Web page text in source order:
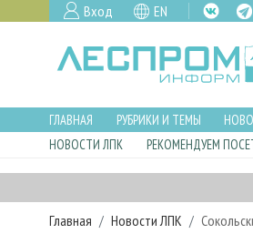
Вход EN
ГЛАВНАЯ РУБРИКИ И ТЕМЫ
НОВОСТИ ЛПК
РЕКОМЕНДУЕМ
Главная Новости ЛПК